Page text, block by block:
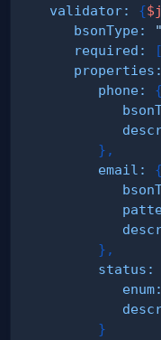
validator: {
bsonType:
required : [
properties :
phone:
{
} ,
email :
{
} ,
status :
enum:
}